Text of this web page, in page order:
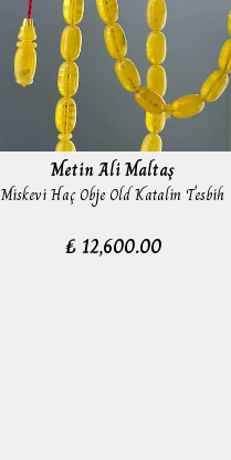
Metin Ali Maltaş
Miskevi Haç Obje Old Katalin Tesbih
₺ 12,600.00